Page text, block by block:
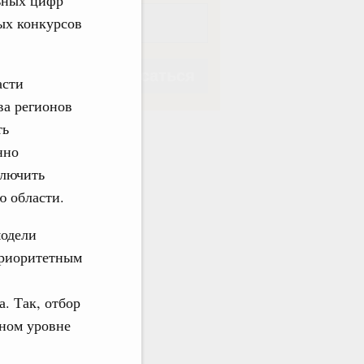
конкурсов
регионов
области.
Так, отбор
уровне
Подписаться